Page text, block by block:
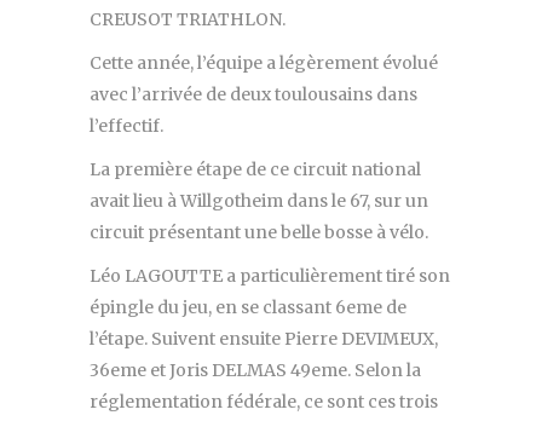
CREUSOT TRIATHLON.
Cette année, l’équipe a légèrement évolué
avec l’arrivée de deux toulousains dans
l’effectif.
La première étape de ce circuit national
avait lieu à Willgotheim dans le 67, sur un
circuit présentant une belle bosse à vélo.
Léo LAGOUTTE a particulièrement tiré son
épingle du jeu, en se classant 6eme de
l’étape. Suivent ensuite Pierre DEVIMEUX,
36eme et Joris DELMAS 49eme. Selon la
réglementation fédérale, ce sont ces trois